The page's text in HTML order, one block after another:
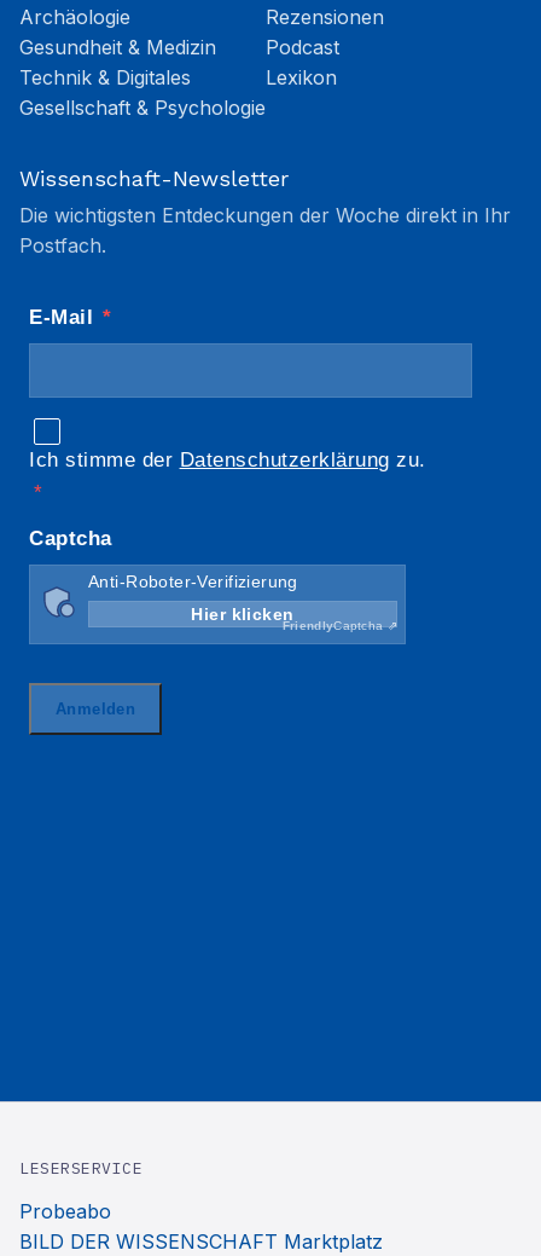
Archäologie
Gesundheit & Medizin
Technik & Digitales
Gesellschaft & Psychologie
Rezensionen
Podcast
Lexikon
Wissenschaft-Newsletter
Die wichtigsten Entdeckungen der Woche direkt in Ihr
Postfach.
LESERSERVICE
Probeabo
BILD DER WISSENSCHAFT Marktplatz